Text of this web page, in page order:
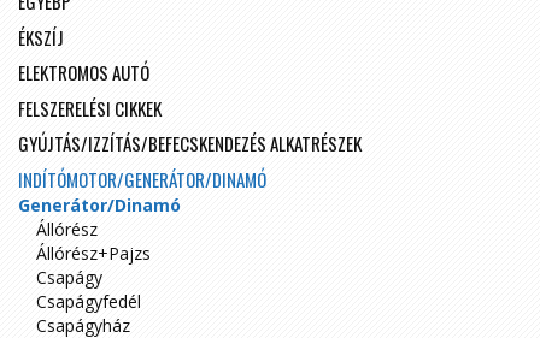
ÉKSZÍJ
ELEKTROMOS AUTÓ
FELSZERELÉSI CIKKEK
GYÚJTÁS/IZZÍTÁS/BEFECSKENDEZÉS ALKATRÉSZEK
INDÍTÓMOTOR/GENERÁTOR/DINAMÓ
Generátor/Dinamó
Állórész
Állórész+Pajzs
Csapágy
Csapágyfedél
Csapágyház